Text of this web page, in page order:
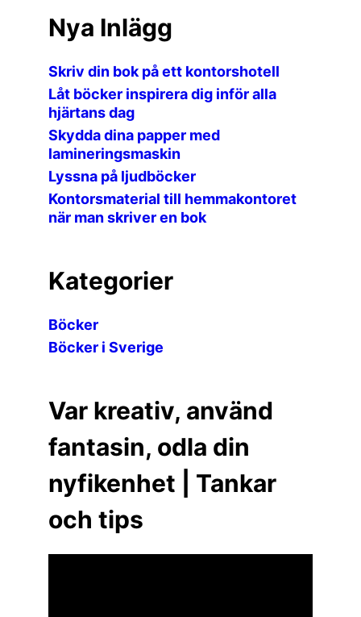
Nya Inlägg
Skriv din bok på ett kontorshotell
Låt böcker inspirera dig inför alla
hjärtans dag
Skydda dina papper med
lamineringsmaskin
Lyssna på ljudböcker
Kontorsmaterial till hemmakontoret
när man skriver en bok
Kategorier
Böcker
Böcker i Sverige
Var kreativ, använd
fantasin, odla din
nyfikenhet | Tankar
och tips